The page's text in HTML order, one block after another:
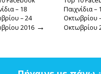
– 18
– 24
2016 →
Παιχνίδια –
Οκτωβρίου
Οκτωβρίου